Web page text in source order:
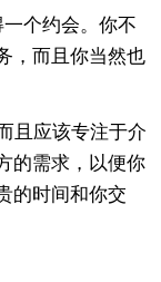
个约会。你不
，而且你当然也
应该专注于介
的需求，以便你
的时间和你交